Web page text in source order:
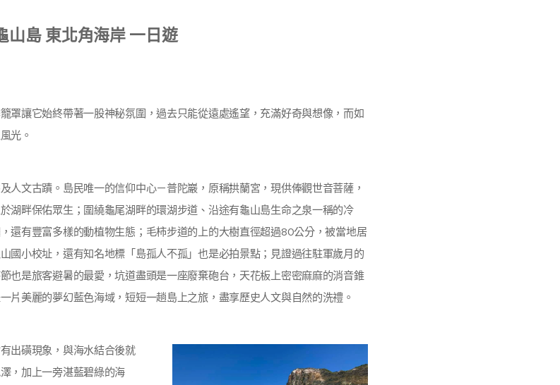
山島 東北角海岸 一日遊
罩讓它始終帶著一股神秘氛圍，過去只能從遠處遙望，充滿好奇與想像，而如
光。
人文古蹟。島民唯一的信仰中心－普陀巖，原稱拱蘭宮，現供俸觀世音菩薩，
湖畔保佑眾生；圍繞龜尾湖畔的環湖步道、沿途有龜山島生命之泉一稱的冷
還有豐富多樣的動植物生態；毛柿步道的上的大樹直徑超過80公分，被當地居
國小校址，還有知名地標「島孤人不孤」也是必拍景點；見證過往駐軍歲月的
也是旅客避暑的最愛，坑道盡頭是一座廢棄砲台，天花板上密密麻麻的消音錐
片美麗的夢幻藍色海域，短短一趟島上之旅，盡享歷史人文與自然的洗禮。
出磺現象，與海水結合後就
，加上一旁湛藍碧綠的海